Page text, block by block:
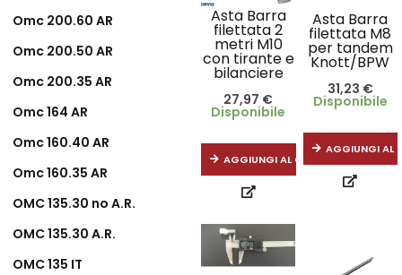
Omc 200.60 AR
Omc 200.50 AR
Omc 200.35 AR
Omc 164 AR
Omc 160.40 AR
Omc 160.35 AR
OMC 135.30 no A.R.
OMC 135.30 A.R.
OMC 135 IT
Asta Barra
filettata 2
metri M10
con tirante e
bilanciere
27,97 €
Disponibile
AGGIUNGI AL CARRELLO
Asta Barra
filettata M8
per tandem
Knott/BPW
31,23 €
Disponibile
AGGIUNGI AL